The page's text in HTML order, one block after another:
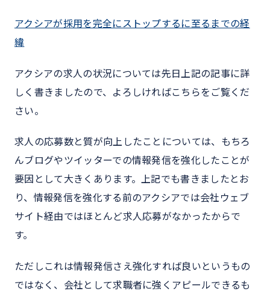
アクシアが採用を完全にストップするに至るまでの経
緯
アクシアの求人の状況については先日上記の記事に詳
しく書きましたので、よろしければこちらをご覧くだ
さい。
求人の応募数と質が向上したことについては、もちろ
んブログやツイッターでの情報発信を強化したことが
要因として大きくあります。上記でも書きましたとお
り、情報発信を強化する前のアクシアでは会社ウェブ
サイト経由ではほとんど求人応募がなかったからで
す。
ただしこれは情報発信さえ強化すれば良いというもの
ではなく、会社として求職者に強くアピールできるも